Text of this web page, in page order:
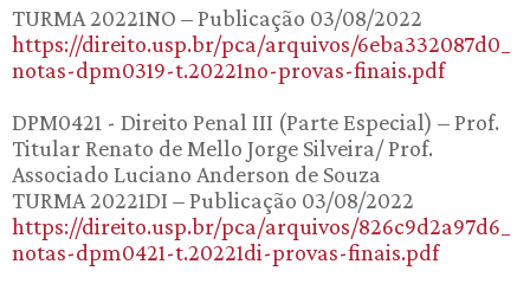
TURMA 20221NO – Publicação 03/08/2022
https://direito.usp.br/pca/arquivos/6eba332087d0_
notas-dpm0319-t.20221no-provas-finais.pdf
DPM0421 - Direito Penal III (Parte Especial) – Prof.
Titular Renato de Mello Jorge Silveira/ Prof.
Associado Luciano Anderson de Souza
TURMA 20221DI – Publicação 03/08/2022
https://direito.usp.br/pca/arquivos/826c9d2a97d6_
notas-dpm0421-t.20221di-provas-finais.pdf